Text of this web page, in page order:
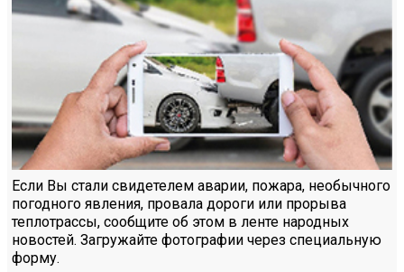
Если Вы стали свидетелем аварии, пожара, необычного
погодного явления, провала дороги или прорыва
теплотрассы, сообщите об этом в ленте народных
новостей. Загружайте фотографии через специальную
форму.